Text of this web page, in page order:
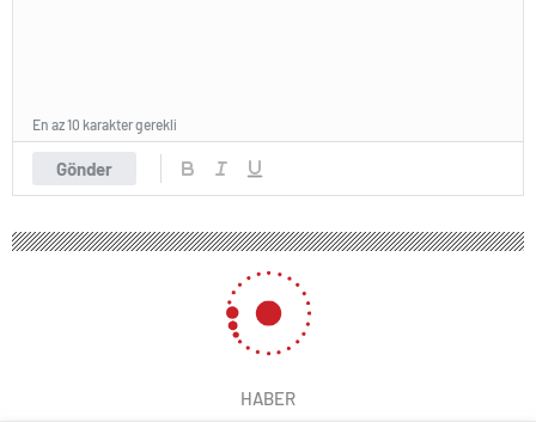
Gönder
En az 10 karakter gerekli
HABER